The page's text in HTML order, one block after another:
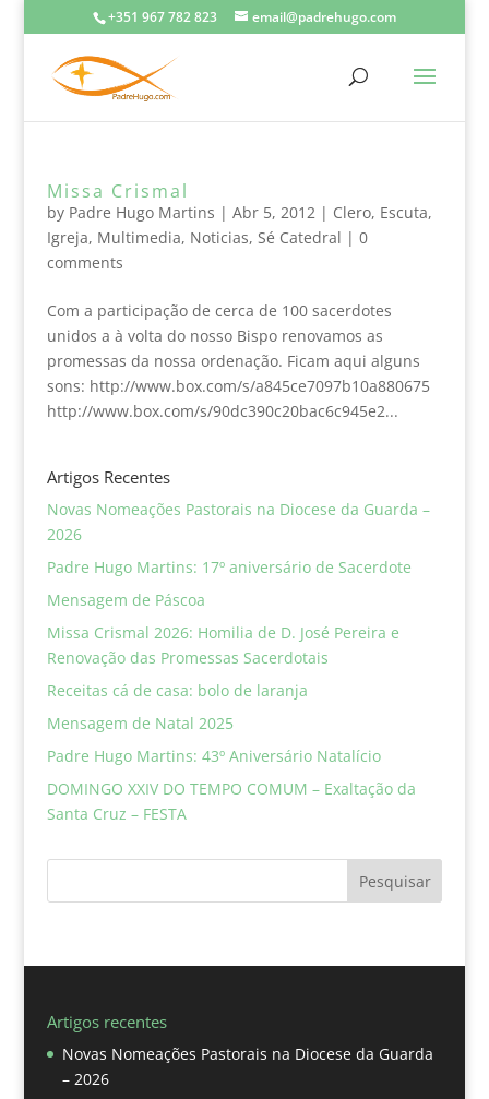
+351 967 782 823 email@padrehugo.com
Missa Crismal
by Padre Hugo Martins | Abr 5, 2012| Clero, Escuta,
Igreja, Multimedia, Noticias, Sé Catedral | 0
comments
Com a participação de cerca de 100 sacerdotes
unidos a à volta do nosso Bispo renovamos as
promessas da nossa ordenação. Ficam aqui alguns
sons: http://www.box.com/s/a845ce7097b10a880675
http://www.box.com/s/90dc390c20bac6c945e2...
Artigos Recentes
Novas Nomeações Pastorais na Diocese da Guarda –
2026
Padre Hugo Martins: 17º aniversário de Sacerdote
Mensagem de Páscoa
Missa Crismal 2026: Homilia de D. José Pereira e
Renovação das Promessas Sacerdotais
Receitas cá de casa: bolo de laranja
Mensagem de Natal 2025
Padre Hugo Martins: 43º Aniversário Natalício
DOMINGO XXIV DO TEMPO COMUM – Exaltação da
Santa Cruz – FESTA
Pesquisar
Artigos recentes
Novas Nomeações Pastorais na Diocese da Guarda
– 2026